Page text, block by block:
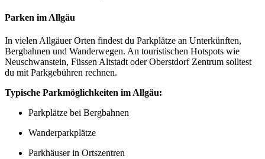
Parken im Allgäu
In vielen Allgäuer Orten findest du Parkplätze an Unterkünften,
Bergbahnen und Wanderwegen. An touristischen Hotspots wie
Neuschwanstein, Füssen Altstadt oder Oberstdorf Zentrum solltest
du mit Parkgebühren rechnen.
Typische Parkmöglichkeiten im Allgäu:
Parkplätze bei Bergbahnen
Wanderparkplätze
Parkhäuser in Ortszentren